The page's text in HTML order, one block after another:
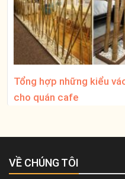
Tổng hợp những kiểu
cho quán cafe
VỀ CHÚNG TÔI